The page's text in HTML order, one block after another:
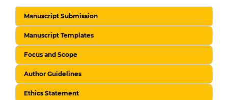
Manuscript Submission
Manuscript Templates
Focus and Scope
Author Guidelines
Ethics Statement